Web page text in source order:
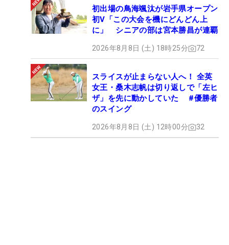
初出場の鳥海颯汰が岩手県オープン
初V「この大会を機にどんどん上
に」 シニアの部は宮本勝昌が連覇
2026年8月8日 (土) 18時25分 72
スライスが止まらない人へ！ 全英
女王・桑木志帆は切り返しで「左ヒ
ザ」を先に動かしていた #優勝者
のスイング
2026年8月8日 (土) 12時00分 32